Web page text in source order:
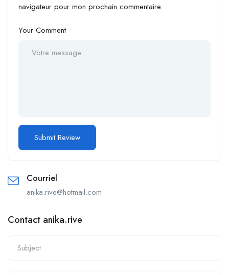
navigateur pour mon prochain commentaire.
Your Comment
Courriel
anika.rive@hotmail.com
Contact anika.rive